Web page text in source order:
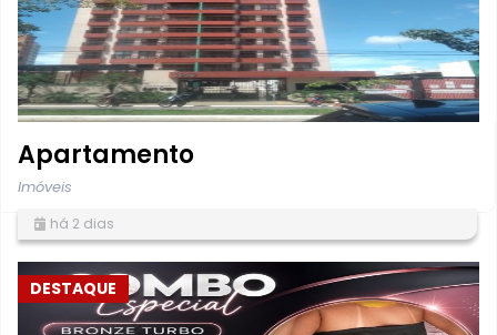
Apartamento
Imóveis
há 2 dias
DESTAQUE